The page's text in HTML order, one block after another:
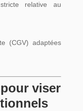
relative au
(CGV) adaptées
viser